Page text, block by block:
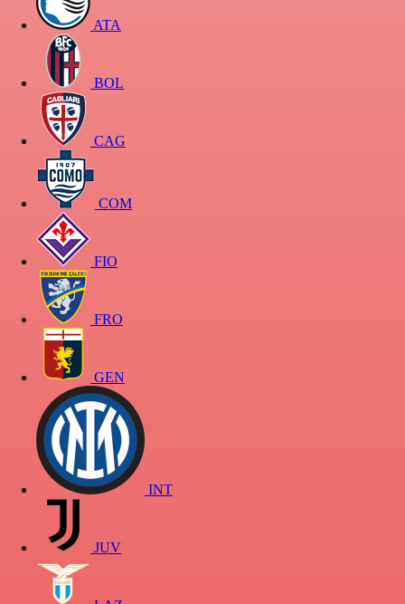
ATA
BOL
CAG
COM
FIO
FRO
GEN
INT
JUV